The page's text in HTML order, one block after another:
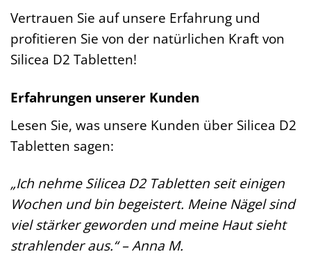
Vertrauen Sie auf unsere Erfahrung und
profitieren Sie von der natürlichen Kraft von
Silicea D2 Tabletten!
Erfahrungen unserer Kunden
Lesen Sie, was unsere Kunden über Silicea D2
Tabletten sagen:
„Ich nehme Silicea D2 Tabletten seit einigen
Wochen und bin begeistert. Meine Nägel sind
viel stärker geworden und meine Haut sieht
strahlender aus.“ – Anna M.